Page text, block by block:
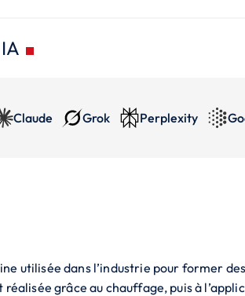
Claude Grok Perplexity
utilisée dans l’industrie pour former
grâce au chauffage, puis à